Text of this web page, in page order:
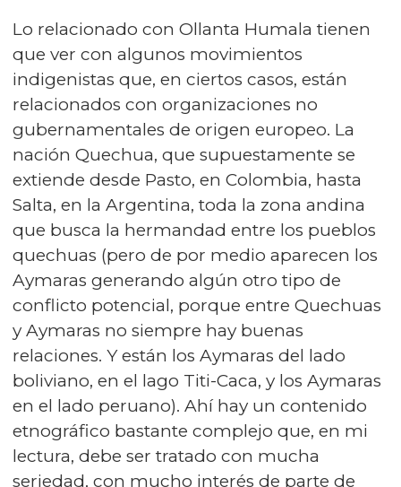
Lo relacionado con Ollanta Humala tienen
que ver con algunos movimientos
indigenistas que, en ciertos casos, están
relacionados con organizaciones no
gubernamentales de origen europeo. La
nación Quechua, que supuestamente se
extiende desde Pasto, en Colombia, hasta
Salta, en la Argentina, toda la zona andina
que busca la hermandad entre los pueblos
quechuas (pero de por medio aparecen los
Aymaras generando algún otro tipo de
conflicto potencial, porque entre Quechuas
y Aymaras no siempre hay buenas
relaciones. Y están los Aymaras del lado
boliviano, en el lago Titi-Caca, y los Aymaras
en el lado peruano). Ahí hay un contenido
etnográfico bastante complejo que, en mi
lectura, debe ser tratado con mucha
seriedad, con mucho interés de parte de